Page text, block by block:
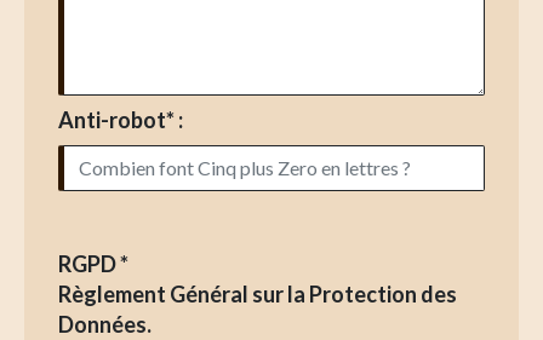
Anti-robot* :
RGPD *
Règlement Général sur la Protection des
Données.